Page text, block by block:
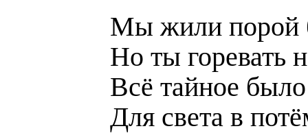
Мы жили порой
Но ты горевать
Всё тайное
Для света в